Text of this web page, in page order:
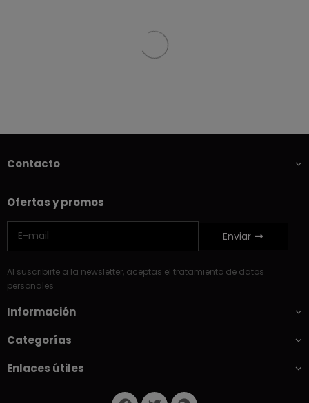
Contacto
Ofertas y promos
Enviar
Al suscribirte a la newsletter, aceptas el tratamiento de datos
personales
Información
Categorías
Enlaces útiles